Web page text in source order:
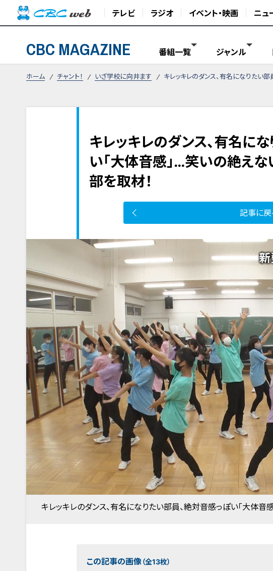
テレビ ラジオ イベント・映画 ニュ
CBC MAGAZINE 番組一覧 ジャンル
ホーム チャント！ いざ学校に向井ます キレッキレのダンス、有名になりたい
キレッキレのダンス、有名に
い「大体音感」…笑いの絶え
部を取材！
記事に戻
キレッキレのダンス、有名になりたい部員、絶対音感っぽい「大体
この記事の画像（全13枚）